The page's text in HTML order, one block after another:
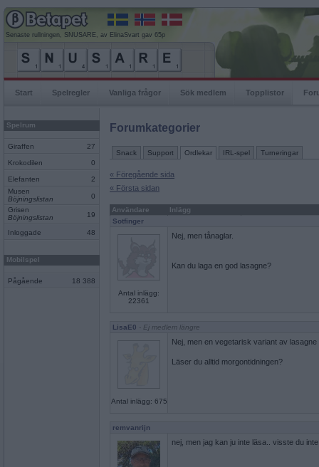
Senaste rullningen, SNUSARE, av ElinaSvart gav 65p
Start Spelregler Vanliga frågor Sök medlem Topplistor
Spelrum
Giraffen 27
Krokodilen 0
Elefanten
2
Musen
Böjningslistan
0
Grisen
Böjningslistan
19
Inloggade 48
Mobilspel
Pågående 18 388
Forumkategorier
Snack Support Ordlekar IRL-spel Turneringar
« Föregående sida
« Första sidan
Användare
Inlägg
Sotfinger
Antal inlägg:
22361
Nej, men tånaglar.
Kan du laga en god lasagne?
LisaE0 - Ej medlem längre
Antal inlägg: 675
Nej, men en vegetarisk variant av
Läser du alltid morgontidningen?
remvanrijn
nej, men jag kan ju inte läsa.. visste du